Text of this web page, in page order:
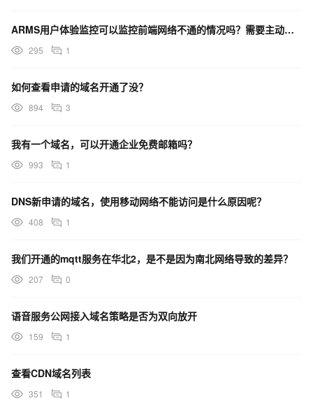
ARMS用户体验监控可以监控前端网络不通的情况吗？需要主动去探测某个域名是否访问通。
295 1
如何查看申请的域名开通了没？
894 3
我有一个域名，可以开通企业免费邮箱吗？
993 1
DNS新申请的域名，使用移动网络不能访问是什么原因呢？
408 1
我们开通的mqtt服务在华北2，是不是因为南北网络导致的差异？
207 0
语音服务公网接入域名策略是否为双向放开
159 1
查看CDN域名列表
351 1